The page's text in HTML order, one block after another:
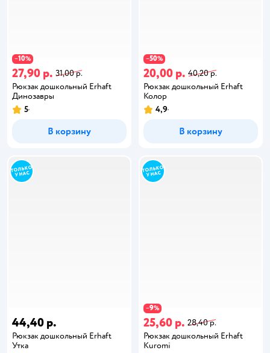
−10%
27,90 р. 31,00 р.
Рюкзак дошкольный Erhaft
Динозавры
5
В корзину
−50%
20,00 р. 40,20 р.
Рюкзак дошкольный Erhaft
Колор
4,9
В корзину
44,40 р.
Рюкзак дошкольный Erhaft
Утка
−9%
25,60 р. 28,40 р.
Рюкзак дошкольный Erhaft
Kuromi